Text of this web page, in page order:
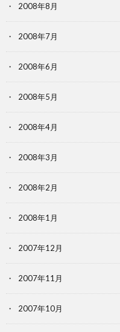
2008年8月
2008年7月
2008年6月
2008年5月
2008年4月
2008年3月
2008年2月
2008年1月
2007年12月
2007年11月
2007年10月